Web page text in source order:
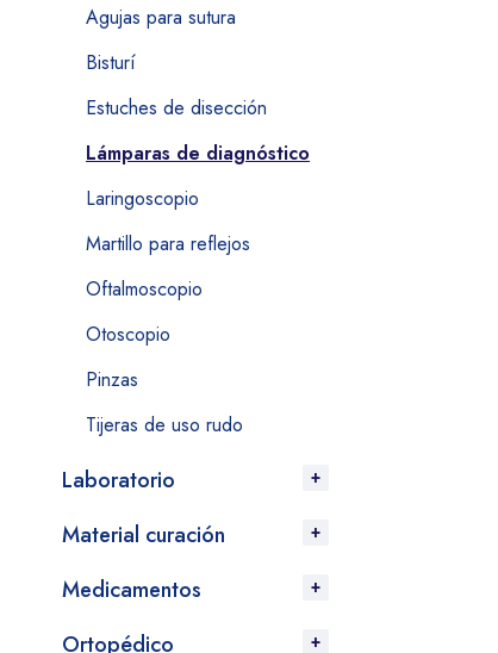
Agujas para sutura
Bisturí
Estuches de disección
Lámparas de diagnóstico
Laringoscopio
Martillo para reflejos
Oftalmoscopio
Otoscopio
Pinzas
Tijeras de uso rudo
Laboratorio
Material curación
Medicamentos
Ortopédico